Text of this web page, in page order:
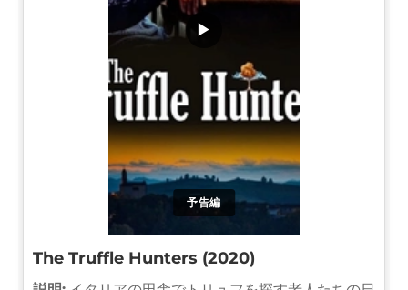
予告編
▶
The Truffle Hunters (2020)